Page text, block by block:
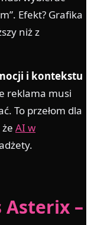
Efekt? Grafika
niż z
i kontekstu
reklama musi
To przełom dla
AI w
Asterix –